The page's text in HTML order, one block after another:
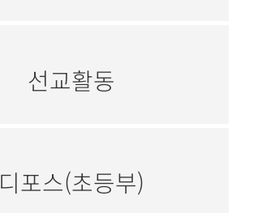
선교활동
디포스(초등부)